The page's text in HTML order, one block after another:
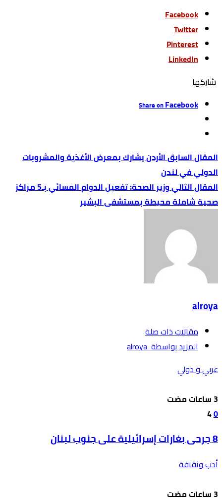
Facebook
Twitter
Pinterest
LinkedIn
‫‫ شاركها‬
Share onFacebook
الأردن يشارك بمعرض الأغذية والمشروبات
الدولي في لندن
وزير الصحة: تفعيل الدوام المسائي بـ5 مراكز
صحية شاملة محيطة بمستشفى البشير
alroya
‫مقالات ذات صلة‬
‫‫المزيد بواسطة‬ ‬ alroya
عربي و دولي
0
4
8 جرحى بغارات إسرائيلية على جنوب لبنان
أدب وثقافة